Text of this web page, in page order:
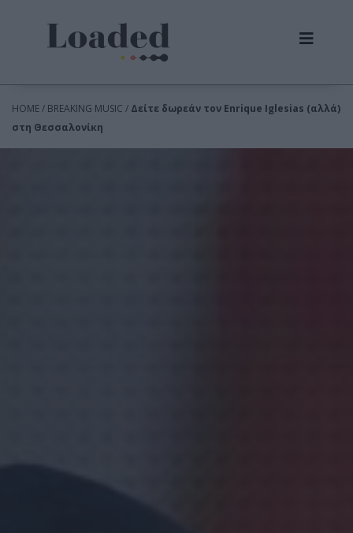
HOME / BREAKING MUSIC / Δείτε δωρεάν τον Enrique Iglesias (αλλά)
στη Θεσσαλονίκη